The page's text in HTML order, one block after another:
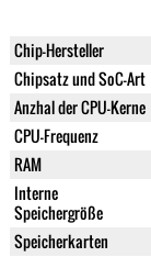
Chip-Hersteller
Chipsatz und SoC-Art
Anzhal der CPU-Kerne
CPU-Frequenz
RAM
Interne
Speichergröße
Speicherkarten